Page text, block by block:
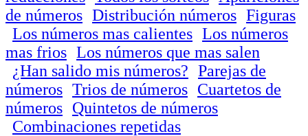
de números Distribución números Figuras
Los números mas calientes Los números
mas frios Los números que mas salen
¿Han salido mis números? Parejas de
números Trios de números Cuartetos de
números Quintetos de números
Combinaciones repetidas